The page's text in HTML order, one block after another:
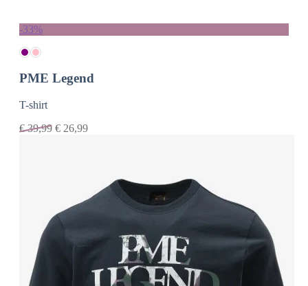
-33%
PME Legend
T-shirt
€39,99 € 26,99